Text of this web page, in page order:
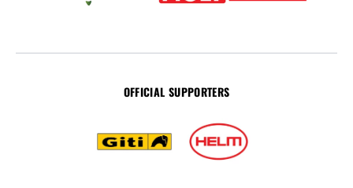
OFFICIAL SUPPORTERS